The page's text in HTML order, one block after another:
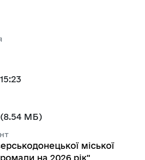
(8.54 МБ)
міської
на 2026 рік"